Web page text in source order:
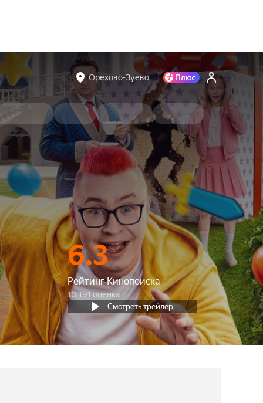
Орехово-Зуево
6.3
Рейтинг Кинопоиска
10 191 оценка
Смотреть трейлер